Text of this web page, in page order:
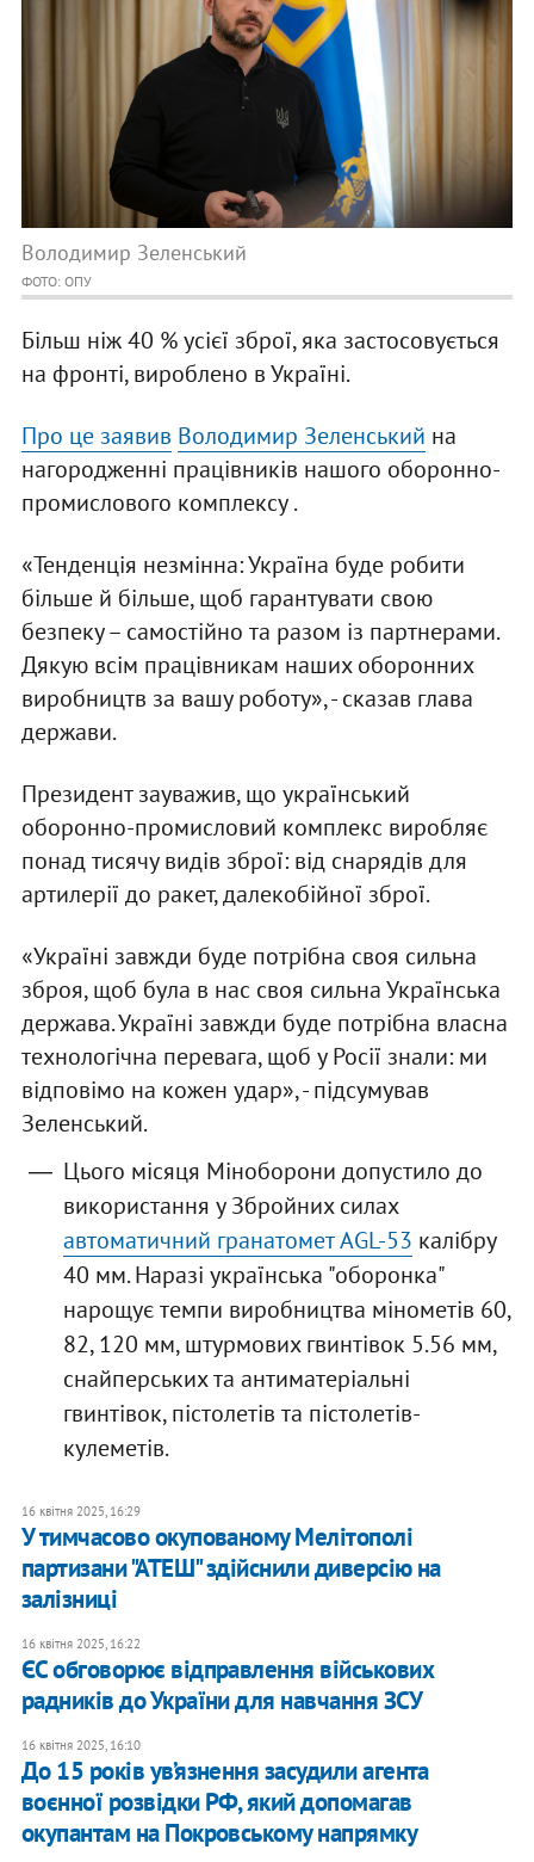
Володимир Зеленський
ФОТО: ОПУ
Більш ніж 40 % усієї зброї, яка застосовується
на фронті, вироблено в Україні.
Про це заявив Володимир Зеленський на
нагородженні працівників нашого оборонно-
промислового комплексу .
«Тенденція незмінна: Україна буде робити
більше й більше, щоб гарантувати свою
безпеку – самостійно та разом із партнерами.
Дякую всім працівникам наших оборонних
виробництв за вашу роботу», - сказав глава
держави.
Президент зауважив, що український
оборонно-промисловий комплекс виробляє
понад тисячу видів зброї: від снарядів для
артилерії до ракет, далекобійної зброї.
«Україні завжди буде потрібна своя сильна
зброя, щоб була в нас своя сильна Українська
держава. Україні завжди буде потрібна власна
технологічна перевага, щоб у Росії знали: ми
відповімо на кожен удар», - підсумував
Зеленський.
Цього місяця Міноборони допустило до
використання у Збройних силах
автоматичний гранатомет AGL-53 калібру
40 мм. Наразі українська "оборонка"
нарощує темпи виробництва мінометів 60,
82, 120 мм, штурмових гвинтівок 5.56 мм,
снайперських та антиматеріальні
гвинтівок, пістолетів та пістолетів-
кулеметів.
16 квітня 2025, 16:29
У тимчасово окупованому Мелітополі
партизани "АТЕШ" здійснили диверсію на
залізниці
16 квітня 2025, 16:22
​ЄС обговорює відправлення військових
радників до України для навчання ЗСУ
16 квітня 2025, 16:10
​До 15 років ув’язнення засудили агента
воєнної розвідки РФ, який допомагав
окупантам на Покровському напрямку